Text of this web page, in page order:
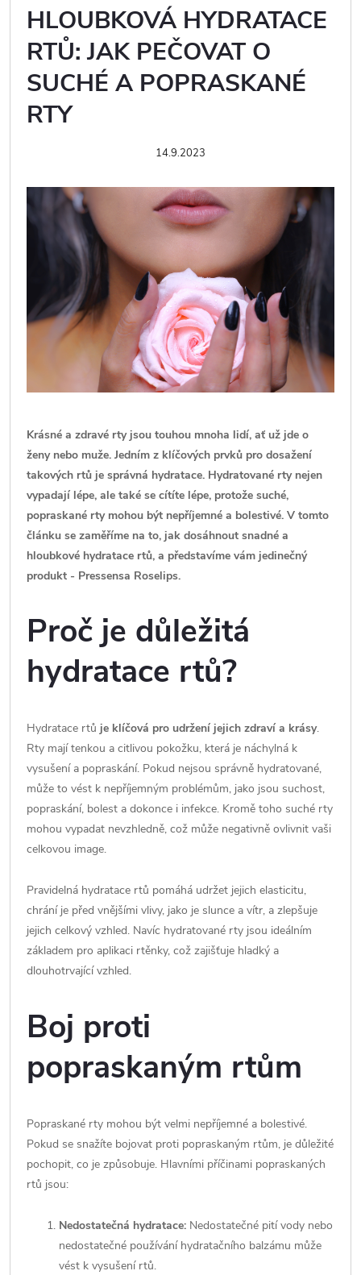
HLOUBKOVÁ HYDRATACE
RTŮ: JAK PEČOVAT O
SUCHÉ A POPRASKANÉ
RTY
14.9.2023
Krásné a zdravé rty jsou touhou mnoha lidí, ať už jde o
ženy nebo muže. Jedním z klíčových prvků pro dosažení
takových rtů je správná hydratace. Hydratované rty nejen
vypadají lépe, ale také se cítíte lépe, protože suché,
popraskané rty mohou být nepříjemné a bolestivé. V tomto
článku se zaměříme na to, jak dosáhnout snadné a
hloubkové hydratace rtů, a představíme vám jedinečný
produkt - Pressensa Roselips.
Proč je důležitá
hydratace rtů?
Hydratace rtů je klíčová pro udržení jejich zdraví a krásy.
Rty mají tenkou a citlivou pokožku, která je náchylná k
vysušení a popraskání. Pokud nejsou správně hydratované,
může to vést k nepříjemným problémům, jako jsou suchost,
popraskání, bolest a dokonce i infekce. Kromě toho suché rty
mohou vypadat nevzhledně, což může negativně ovlivnit vaši
celkovou image.
Pravidelná hydratace rtů pomáhá udržet jejich elasticitu,
chrání je před vnějšími vlivy, jako je slunce a vítr, a zlepšuje
jejich celkový vzhled. Navíc hydratované rty jsou ideálním
základem pro aplikaci rtěnky, což zajišťuje hladký a
dlouhotrvající vzhled.
Boj proti
popraskaným rtům
Popraskané rty mohou být velmi nepříjemné a bolestivé.
Pokud se snažíte bojovat proti popraskaným rtům, je důležité
pochopit, co je způsobuje. Hlavními příčinami popraskaných
rtů jsou:
Nedostatečná hydratace: Nedostatečné pití vody nebo
nedostatečné používání hydratačního balzámu může
vést k vysušení rtů.